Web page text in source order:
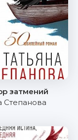
затмений
Степанова